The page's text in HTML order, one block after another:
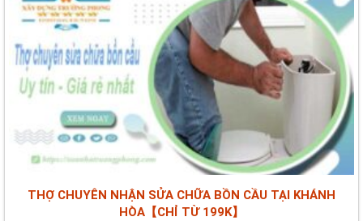
THỢ CHUYÊN NHẬN SỬA CHỮA BỒN CẦU TẠI KHÁNH
HÒA【CHỈ TỪ 199K】